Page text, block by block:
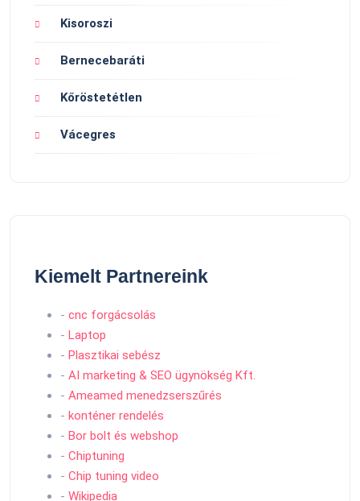
Kisoroszi
Bernecebaráti
Kőröstetétlen
Vácegres
Kiemelt Partnereink
- cnc forgácsolás
- Laptop
- Plasztikai sebész
- AI marketing & SEO ügynökség Kft.
- Ameamed menedzserszűrés
- konténer rendelés
- Bor bolt és webshop
- Chiptuning
- Chip tuning video
- Wikipedia